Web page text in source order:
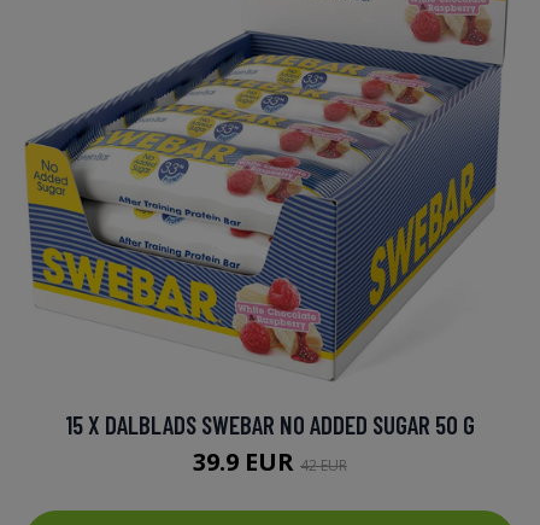
15 X DALBLADS SWEBAR NO ADDED SUGAR 50 G
39.9 EUR 42 EUR